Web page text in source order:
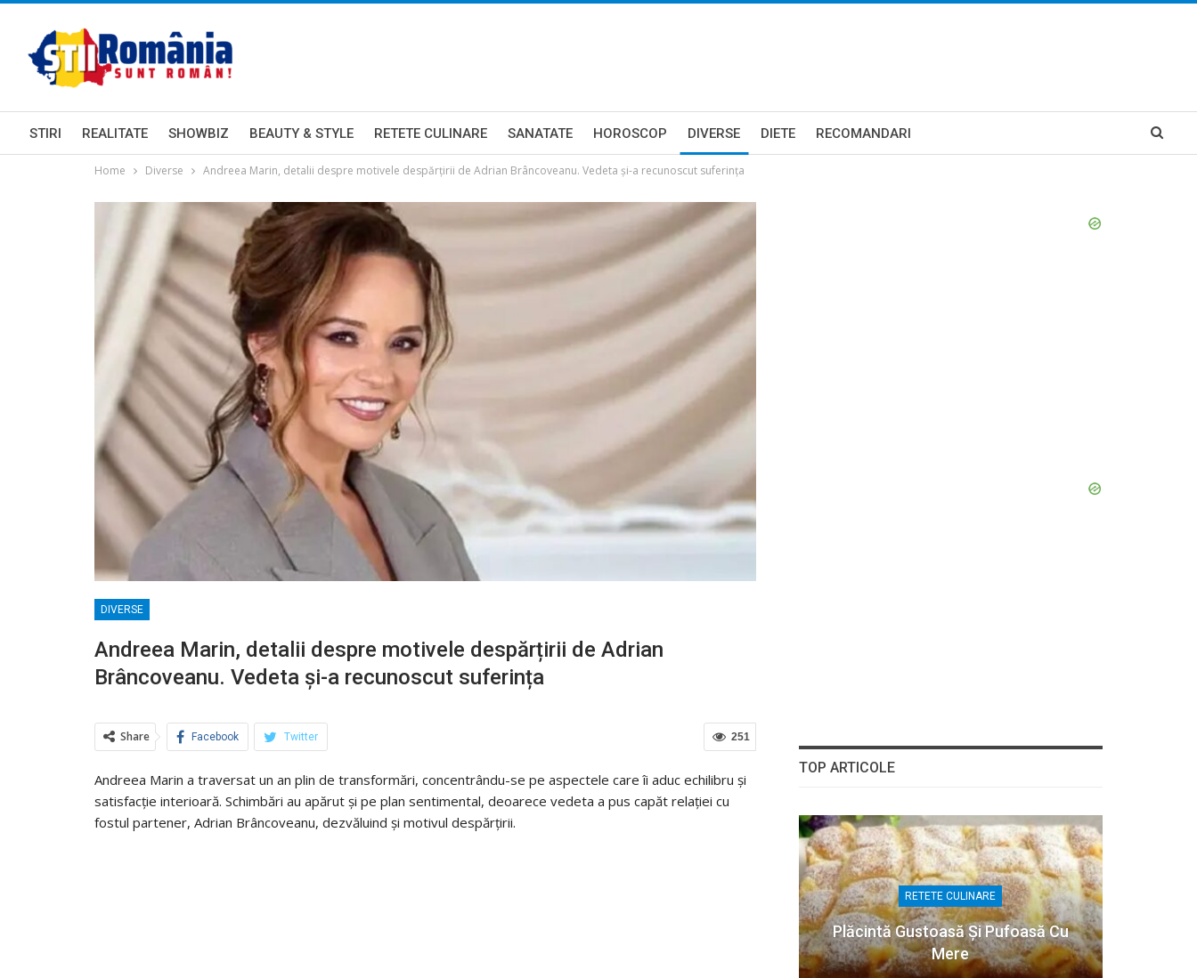
STIRI REALITATE SHOWBIZ BEAUTY & STYLE RETETE CULINARE SANATATE HOROSCOP DIVERSE DIETE RECOMANDARI
Home Diverse Andreea Marin, detalii despre motivele despărțirii de Adrian Brâncoveanu. Vedeta și-a recunoscut suferința
DIVERSE
Andreea Marin, detalii despre motivele despărțirii de Adrian
Brâncoveanu. Vedeta și-a recunoscut suferința
251
Share Facebook Twitter
Andreea Marin a traversat un an plin de transformări, concentrându-se pe aspectele care îi aduc echilibru și
satisfacție interioară. Schimbări au apărut și pe plan sentimental, deoarece vedeta a pus capăt relației cu
fostul partener, Adrian Brâncoveanu, dezvăluind și motivul despărțirii.
TOP ARTICOLE
RETETE CULINARE
Plăcintă Gustoasă Și Pufoasă Cu
Mere